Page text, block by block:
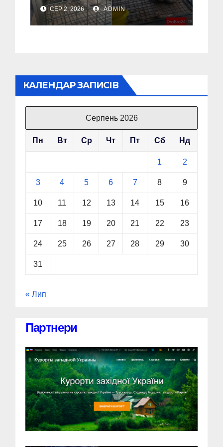
наглядом спеціалістів
(Відео, Фото)
СЕР 2, 2026 ADMIN
КАЛЕНДАР ЗАПИСІВ
Серпень 2026
Пн Вт Ср Чт Пт Сб Нд
1 2
3 4 5 6 7 8 9
10 11 12 13 14 15 16
17 18 19 20 21 22 23
24 25 26 27 28 29 30
31
« Лип
Партнери